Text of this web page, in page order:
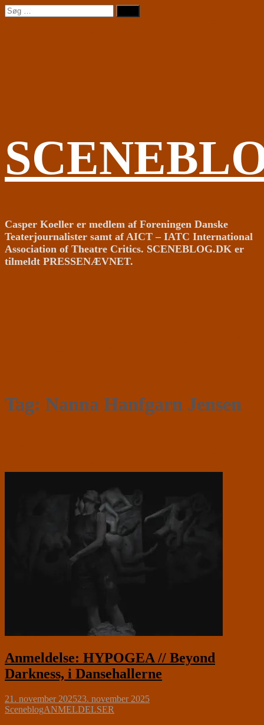
Videre
til
Søg
efter:
Casper Koeller er medlem af Foreningen Danske
Teaterjournalister samt af AICT – IATC International
Association of Theatre Critics. SCENEBLOG.DK er
tilmeldt PRESSENÆVNET.
Tag: Nanna Hanfgarn Jensen
Anmeldelse: HYPOGEA // Beyond
Darkness, i Dansehallerne
21. november 202523. november 2025
SceneblogANMELDELSER